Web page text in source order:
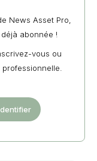
News Asset Pro,
abonnée !
vous ou